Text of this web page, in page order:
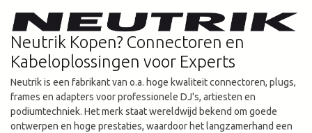
Neutrik Kopen? Connectoren en
Kabeloplossingen voor Experts
Neutrik is een fabrikant van o.a. hoge kwaliteit connectoren, plugs,
frames en adapters voor professionele DJ's, artiesten en
podiumtechniek. Het merk staat wereldwijd bekend om goede
ontwerpen en hoge prestaties, waardoor het langzamerhand een